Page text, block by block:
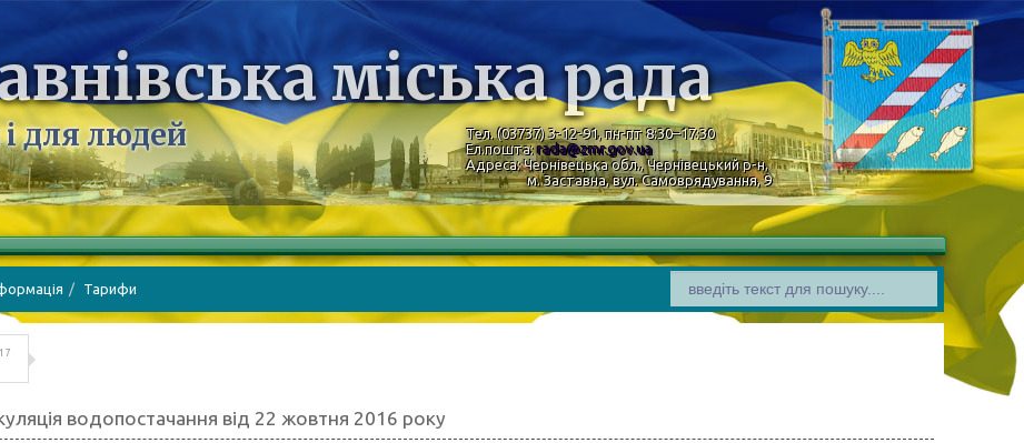
міська рада
для людей
Тел. (03737) 3-12-91, пн-пт 8:30–17:30
Ел.пошта:rada@zmr.gov.ua
Адреса: Чернівецька обл., Чернівецький р-н,
м. Заставна, вул. Самоврядування, 9
Тарифи
водопостачання від 22 жовтня 2016 року